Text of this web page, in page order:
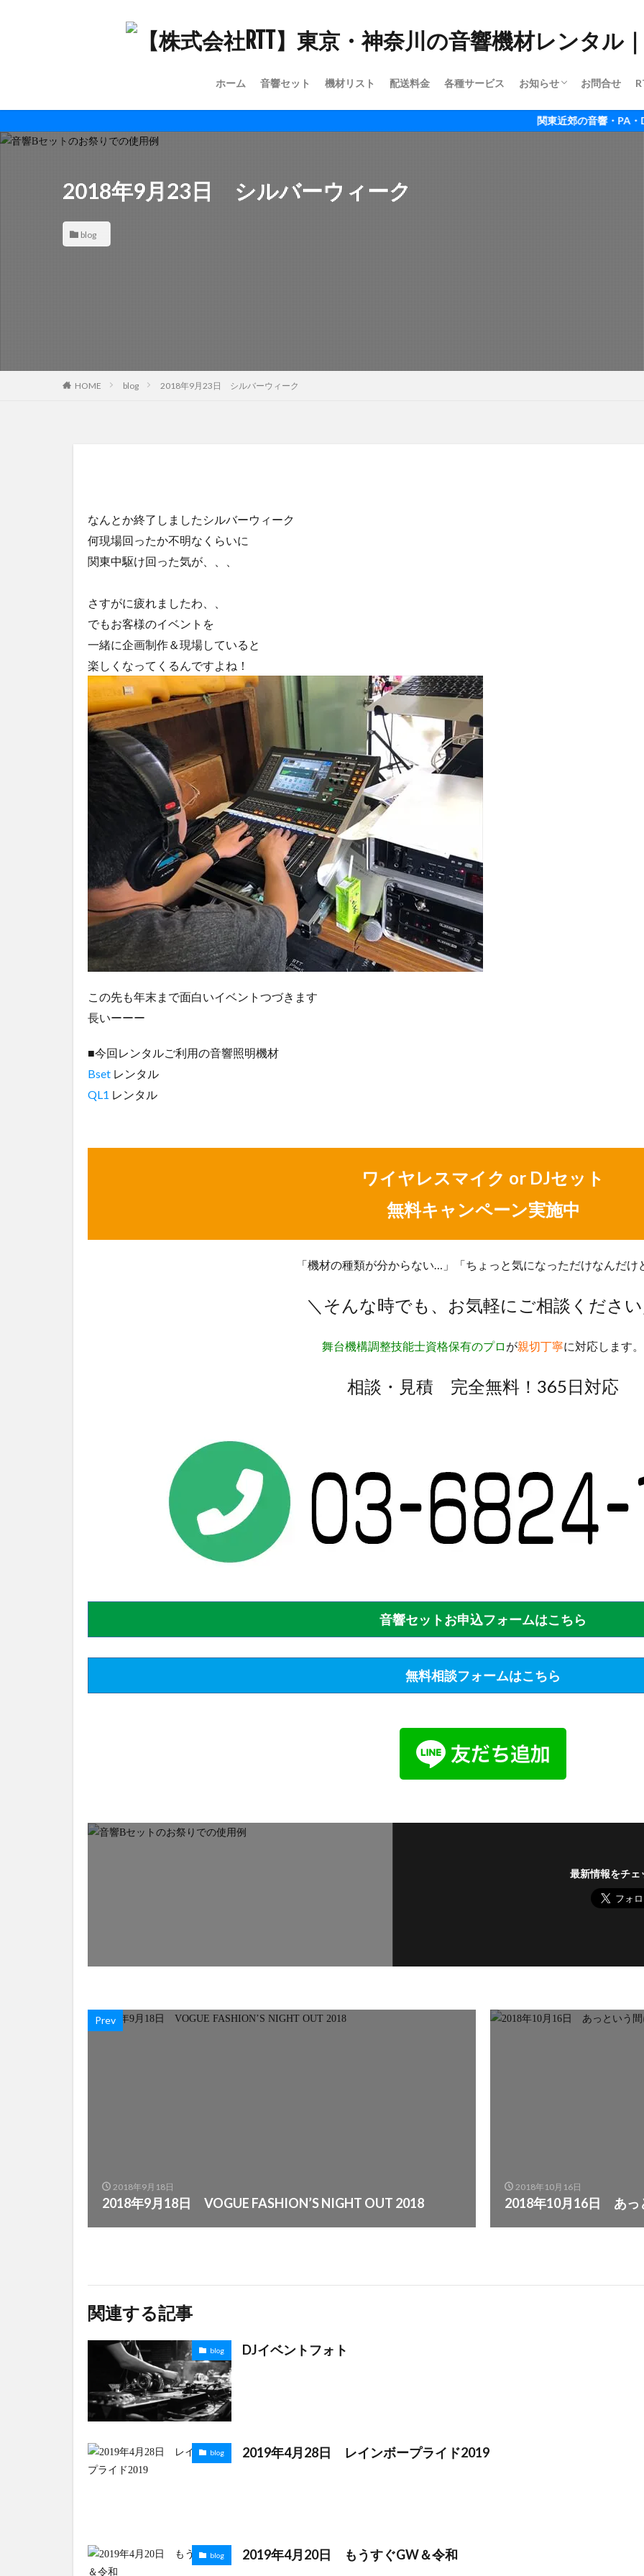
ホーム 音響セット 機材リスト 配送料金 各種サービス お知らせ
ご利用ガイド
会社情報
お問合せ
関東近郊の音響・PA・DJ機材なら
2018年9月23日 シルバーウィーク
blog
HOME blog 2018年9月23日 シルバーウィーク
なんとか終了しましたシルバーウィーク
何現場回ったか不明なくらいに
関東中駆け回った気が、、、
さすがに疲れましたわ、、
でもお客様のイベントを
一緒に企画制作＆現場していると
楽しくなってくるんですよね！
この先も年末まで面白いイベントつづきます
長いーーー
■今回レンタルご利用の音響照明機材
Bset レンタル
QL1 レンタル
ワイヤレスマイク or DJセット
無料キャンペーン実施中
「機材の種類が分からない…」「ちょっと気になっただけなんだけ
＼そんな時でも、お気軽にご相談くださ
舞台機構調整技能士資格保有のプロ が親切丁寧に対応します。
相談・見積 完全無料！365日対応
音響セットお申込フォームはこちら
無料相談フォームはこちら
最新情報をチェ
Prev
2018年9月18日
2018年9月18日 VOGUE FASHION’S NIGHT OUT 2018
2018年10月16日
2018年10月16日 あっ
関連する記事
blog DJイベントフォト
blog 2019年4月28日 レインボープライド2019
blog 2019年4月20日 もうすぐGW＆令和